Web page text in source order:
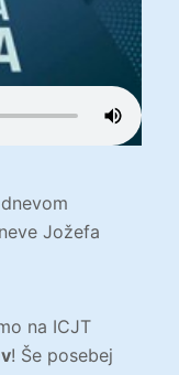
Jožefa
na ICJT
! Še posebej